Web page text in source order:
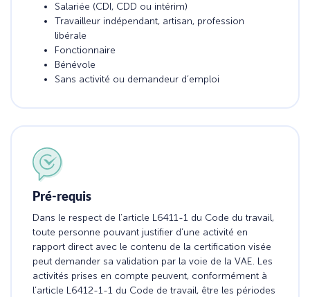
Salariée (CDI, CDD ou intérim)
Travailleur indépendant, artisan, profession
libérale
Fonctionnaire
Bénévole
Sans activité ou demandeur d’emploi
Pré-requis
Dans le respect de l’article L6411-1 du Code du travail,
toute personne pouvant justifier d’une activité en
rapport direct avec le contenu de la certification visée
peut demander sa validation par la voie de la VAE. Les
activités prises en compte peuvent, conformément à
l’article L6412-1-1 du Code de travail, être les périodes